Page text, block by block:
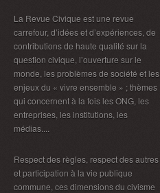
La Revue Civique est une revue
carrefour, d’idées et d’expériences, de
contributions de haute qualité sur la
question civique, l’ouverture sur le
monde, les problèmes de société et les
enjeux du « vivre ensemble » ; thèmes
qui concernent à la fois les ONG, les
entreprises, les institutions, les
médias....
Respect des règles, respect des autres
et participation à la vie publique
commune, ces dimensions du civisme